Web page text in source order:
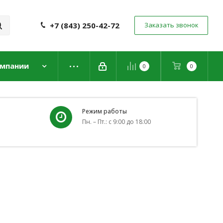
+7 (843) 250-42-72 Заказать звонок
0 0
Режим работы
Пн. – Пт.: с 9:00 до 18:00